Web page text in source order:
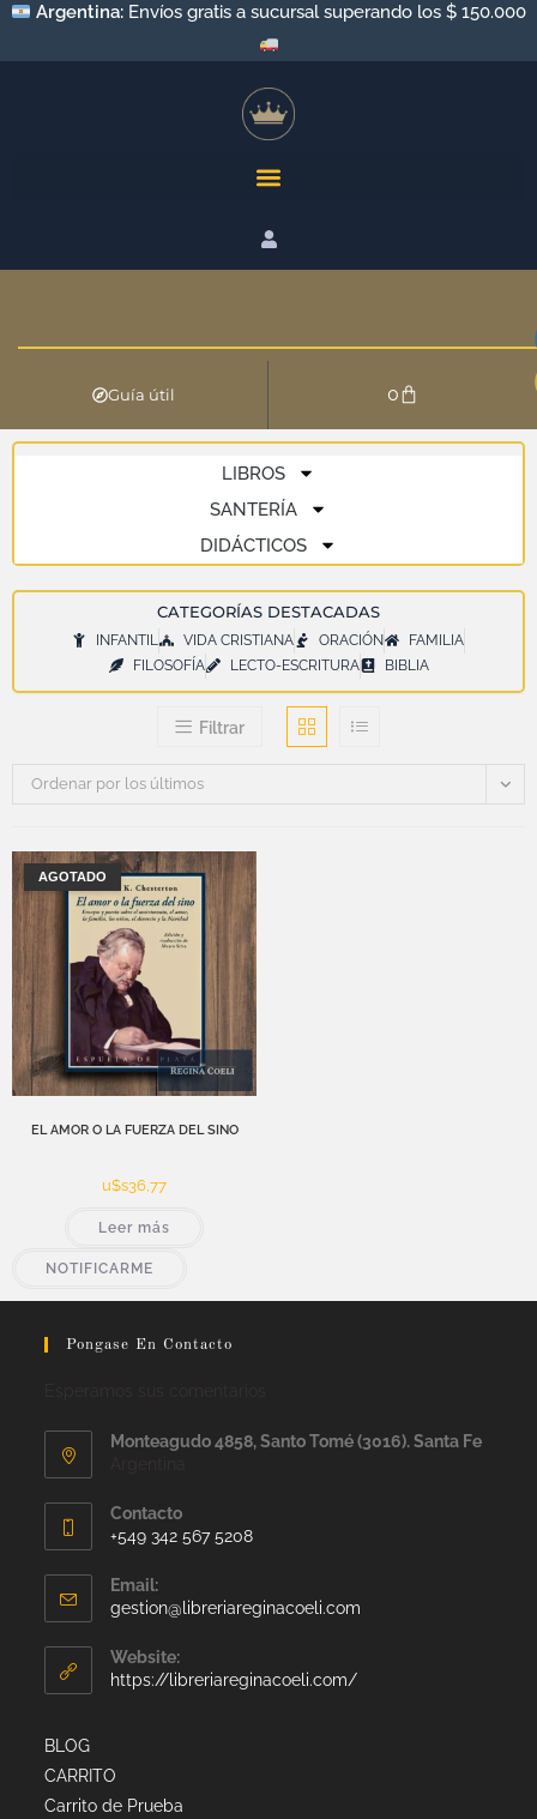
Argentina: Envíos gratis a sucursal superando los $ 150.000
Guía útil 0
LIBROS
SANTERÍA
DIDÁCTICOS
CATEGORÍAS DESTACADAS
INFANTIL VIDA CRISTIANA ORACIÓN
FAMILIA
FILOSOFÍA
LECTO-ESCRITURA BIBLIA
Filtrar
Ordenar por los últimos
AGOTADO
EL AMOR O LA FUERZA DEL SINO
u$s36,77
Leer más
NOTIFICARME
Pongase En Contacto
Monteagudo 4858, Santo Tomé (3016). Santa Fe
Contacto
+549 342 567 5208
Email:
gestion@libreriareginacoeli.com
Website:
https://libreriareginacoeli.com/
BLOG
CARRITO
Carrito de Prueba